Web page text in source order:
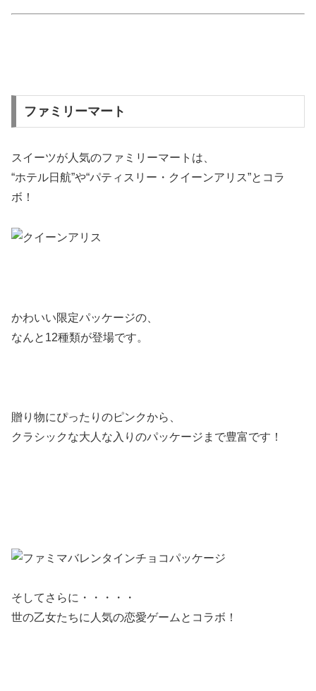
ファミリーマート
スイーツが人気のファミリーマートは、
“ホテル日航”や“パティスリー・クイーンアリス”とコラ
ボ！
かわいい限定パッケージの、
なんと12種類が登場です。
贈り物にぴったりのピンクから、
クラシックな大人な入りのパッケージまで豊富です！
そしてさらに・・・・・
世の乙女たちに人気の恋愛ゲームとコラボ！